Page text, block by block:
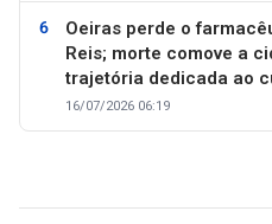
Oeiras perde o
Reis; morte comove a
trajetória dedicada ao
16/07/2026 06:19